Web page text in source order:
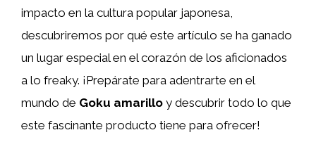
impacto en la cultura popular japonesa,
descubriremos por qué este artículo se ha ganado
un lugar especial en el corazón de los aficionados
a lo freaky. ¡Prepárate para adentrarte en el
mundo de Goku amarillo y descubrir todo lo que
este fascinante producto tiene para ofrecer!